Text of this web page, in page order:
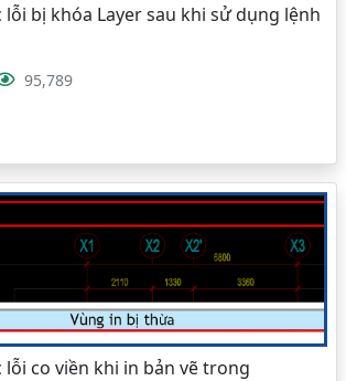
lỗi bị khóa Layer sau khi sử dụng lệnh
95,789
lỗi co viền khi in bản vẽ trong